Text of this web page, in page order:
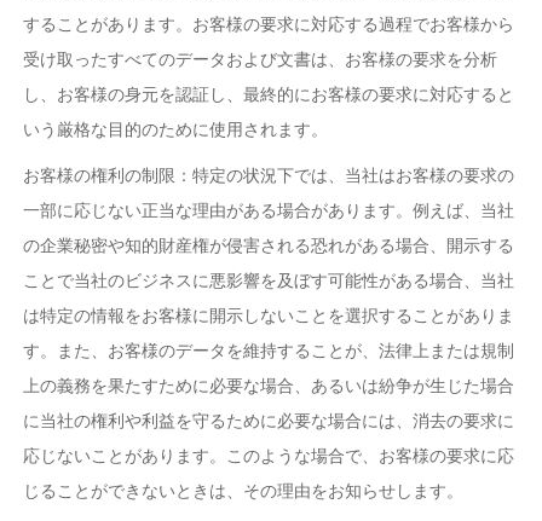
することがあります。お客様の要求に対応する過程でお客様から
受け取ったすべてのデータおよび文書は、お客様の要求を分析
し、お客様の身元を認証し、最終的にお客様の要求に対応すると
いう厳格な目的のために使用されます。
お客様の権利の制限：特定の状況下では、当社はお客様の要求の
一部に応じない正当な理由がある場合があります。例えば、当社
の企業秘密や知的財産権が侵害される恐れがある場合、開示する
ことで当社のビジネスに悪影響を及ぼす可能性がある場合、当社
は特定の情報をお客様に開示しないことを選択することがありま
す。また、お客様のデータを維持することが、法律上または規制
上の義務を果たすために必要な場合、あるいは紛争が生じた場合
に当社の権利や利益を守るために必要な場合には、消去の要求に
応じないことがあります。このような場合で、お客様の要求に応
じることができないときは、その理由をお知らせします。